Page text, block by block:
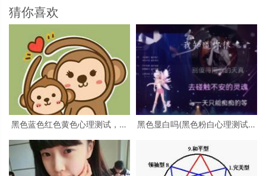
猜你喜欢
黑色蓝色红色黄色心理测试，心
绿色分别是什么
黑色显白吗(黑色粉白心理测试准